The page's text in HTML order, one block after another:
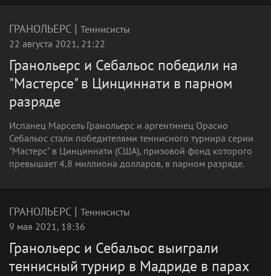
ГРАНОЛЬЕРС | Теннисисты
22 августа 2021, 21:22
Гранольерс и Себальос победили на
"Мастерсе" в Цинциннати в парном
разряде
Испанец Марсель Гранольерс и аргентинец Орасио
Себальос стали победителями теннисного турнира серии
"Мастерс" в Цинциннати (США), призовой фонд которого
превышает 4,8 миллиона долларов, в парном разряде.
ГРАНОЛЬЕРС | Теннисисты
9 мая 2021, 18:36
Гранольерс и Себальос выиграли
теннисный турнир в Мадриде в парах